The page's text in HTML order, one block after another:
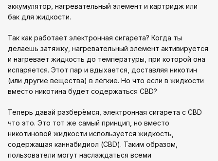
аккумулятор, нагревательный элемент и картридж или
бак для жидкости.
Так как работает электронная сигарета? Когда ты
делаешь затяжку, нагревательный элемент активируется
и нагревает жидкость до температуры, при которой она
испаряется. Этот пар и вдыхается, доставляя никотин
(или другие вещества) в лёгкие. Но что если в жидкости
вместо никотина будет содержаться CBD?
Теперь давай разберёмся, электронная сигарета с CBD
что это. Это тот же самый принцип, но вместо
никотиновой жидкости используется жидкость,
содержащая каннабидиол (CBD). Таким образом,
пользователи могут наслаждаться всеми